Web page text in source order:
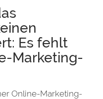
Es fehlt
Marketing-
Online-Marketing-